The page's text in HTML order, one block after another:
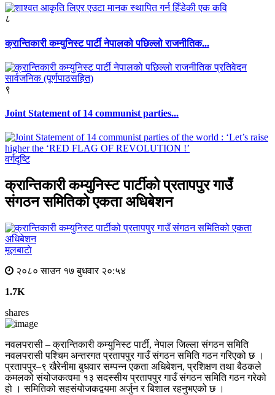
८
क्रान्तिकारी कम्युनिस्ट पार्टी नेपालको पछिल्लो राजनीतिक...
९
Joint Statement of 14 communist parties...
वर्गदृष्टि
क्रान्तिकारी कम्युनिस्ट पार्टीको प्रतापपुर गाउँ
संगठन समितिको एकता अधिबेशन
मूलबाटाे
२०८० साउन १७ बुधवार २०:५४
1.7K
shares
नवलपरासी – क्रान्तिकारी कम्युनिस्ट पार्टी, नेपाल जिल्ला संगठन समिति
नवलपरासी पश्चिम अन्तरगत प्रतापपुर गाउँ संगठन समिति गठन गरिएको छ ।
प्रतापपुर–९ खैरेनीमा बुधवार सम्पन्न एकता अधिबेशन, प्रशिक्षण तथा बैठकले
कमलको संयोजकत्वमा १३ सदस्सीय प्रतापपुर गाउँ संगठन समिति गठन गरेको
हो । समितिको सहसंयोजकद्वयमा अर्जुन र बिशाल रहनुभएको छ ।